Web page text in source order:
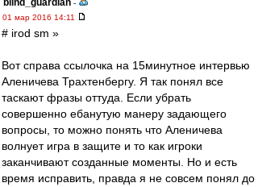
blind_guardian -
01 мар 2016 14:11
# irod sm »
Вот справа ссылочка на 15минутное интервью
Аленичева Трахтенбергу. Я так понял все
таскают фразы оттуда. Если убрать
совершенно ебанутую манеру задающего
вопросы, то можно понять что Аленичева
волнует игра в защите и то как игроки
заканчивают созданные моменты. Но и есть
время исправить, правда я не совсем понял до